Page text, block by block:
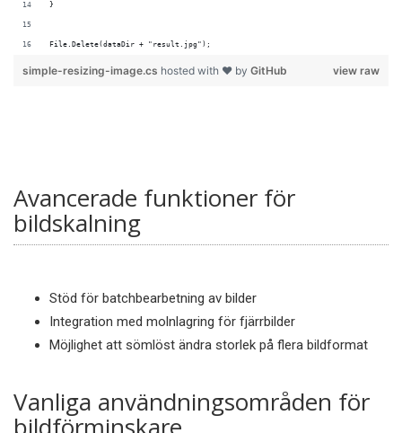
File.Delete(dataDir + "result.jpg");
view raw
simple-resizing-image.cs hosted with ❤ by GitHub
Avancerade funktioner för
bildskalning
Stöd för batchbearbetning av bilder
Integration med molnlagring för fjärrbilder
Möjlighet att sömlöst ändra storlek på flera bildformat
Vanliga användningsområden för